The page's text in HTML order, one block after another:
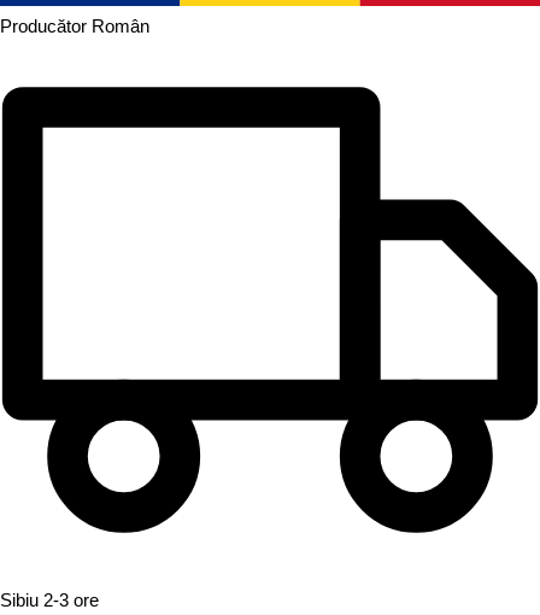
Producător Român
Sibiu 2-3 ore